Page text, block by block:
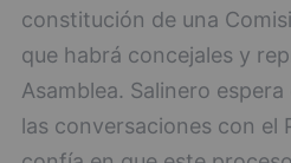
constitución de una
que habrá concejales y
Asamblea. Salinero
las conversaciones con el